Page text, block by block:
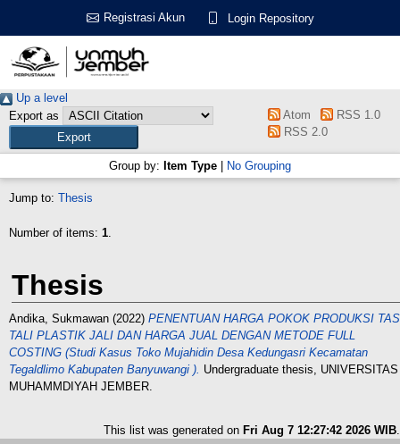
Registrasi Akun Login Repository
Up a level
Export as
Atom
RSS 1.0
RSS 2.0
Group by: Item Type No Grouping
Jump to: Thesis
Number of items: 1.
Thesis
Andika, Sukmawan (2022) PENENTUAN HARGA POKOK PRODUKSI TAS
TALI PLASTIK JALI DAN HARGA JUAL DENGAN METODE FULL
COSTING (Studi Kasus Toko Mujahidin Desa Kedungasri Kecamatan
Tegaldlimo Kabupaten Banyuwangi ). Undergraduate thesis, UNIVERSITAS
MUHAMMDIYAH JEMBER.
This list was generated on Fri Aug 7 12:27:42 2026 WIB.